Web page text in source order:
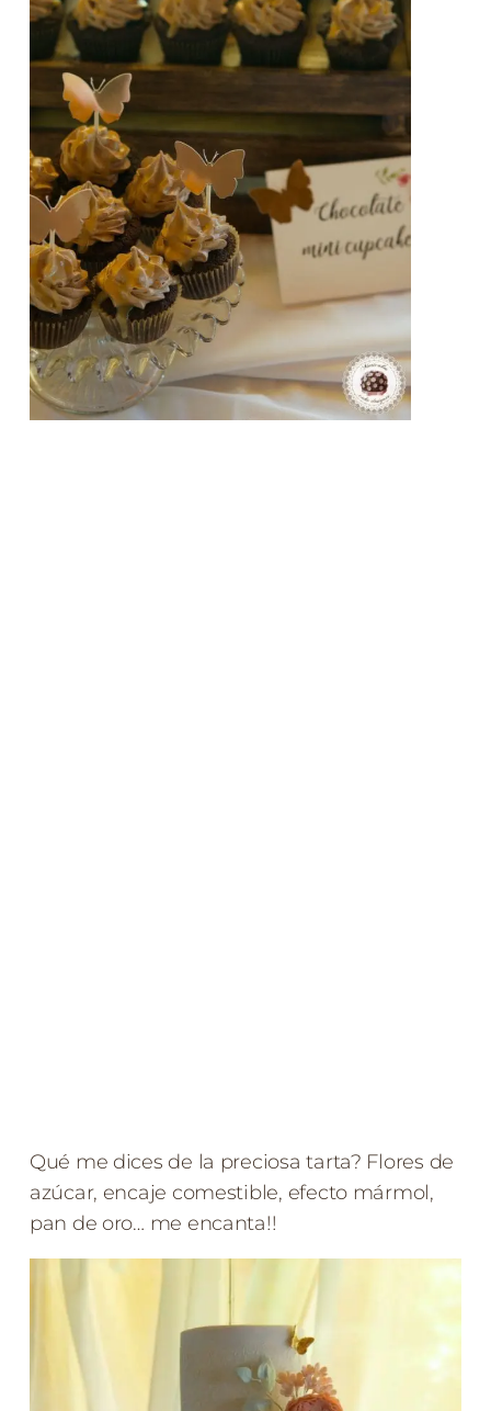
Qué me dices de la preciosa tarta? Flores de
azúcar, encaje comestible, efecto mármol,
pan de oro… me encanta!!